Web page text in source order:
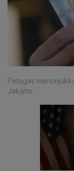
Petugas
Jakarta.